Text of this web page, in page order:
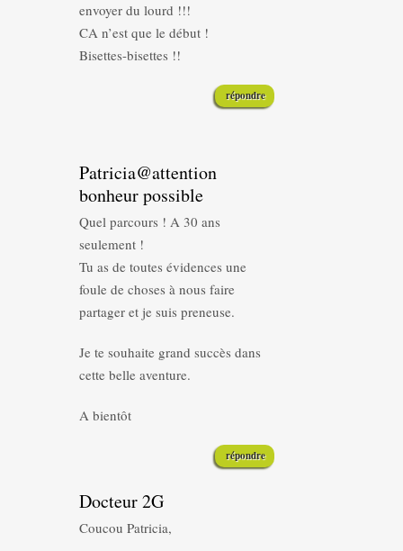
envoyer du lourd !!!
CA n’est que le début !
Bisettes-bisettes !!
répondre
Patricia@attention
bonheur possible
Quel parcours ! A 30 ans
seulement !
Tu as de toutes évidences une
foule de choses à nous faire
partager et je suis preneuse.
Je te souhaite grand succès dans
cette belle aventure.
A bientôt
répondre
Docteur 2G
Coucou Patricia,